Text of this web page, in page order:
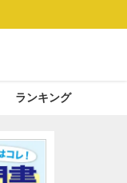
ランキング